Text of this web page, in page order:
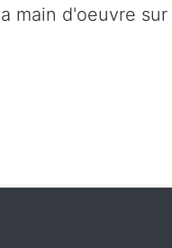
main d'oeuvre sur